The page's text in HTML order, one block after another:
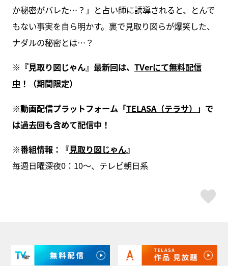
か秘密がバレた…？」と占い師に誘導されると、とんで
もない事実を自ら明かす。裏で見取り図らが爆笑した、
ナダルの秘密とは…？
※『見取り図じゃん』最新回は、 TVerにて無料配信
中 ！（期間限定）
※動画配信プラットフォーム「TELASA（テラサ） 」で
は過去回も含めて配信中！
※番組情報：『見取り図じゃん』
毎週日曜深夜0：10～、テレビ朝日系